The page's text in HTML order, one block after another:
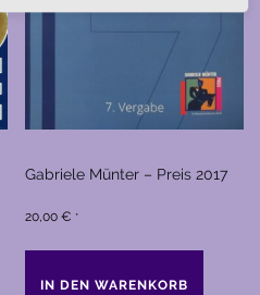
Gabriele Münter – Preis 2017
20,00€ *
IN DEN WARENKORB